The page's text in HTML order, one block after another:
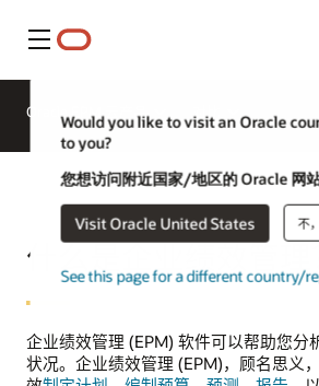
菜单
Would you like to visit an Oracle
to you?
您想访问附近国家/地区的 Oracle 网
Visit Oracle United States 不
See this page for a different country/
Oracle EPM 云产品
什么是企业绩效管理
企业绩效管理 (EPM) 软件可以帮助您分
状况。企业绩效管理 (EPM)，顾名思义